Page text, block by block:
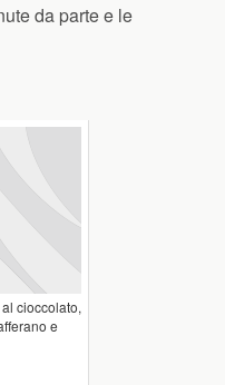
da parte e le
cioccolato,
e